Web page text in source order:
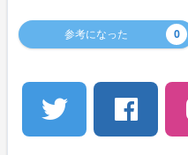
参考になった 0